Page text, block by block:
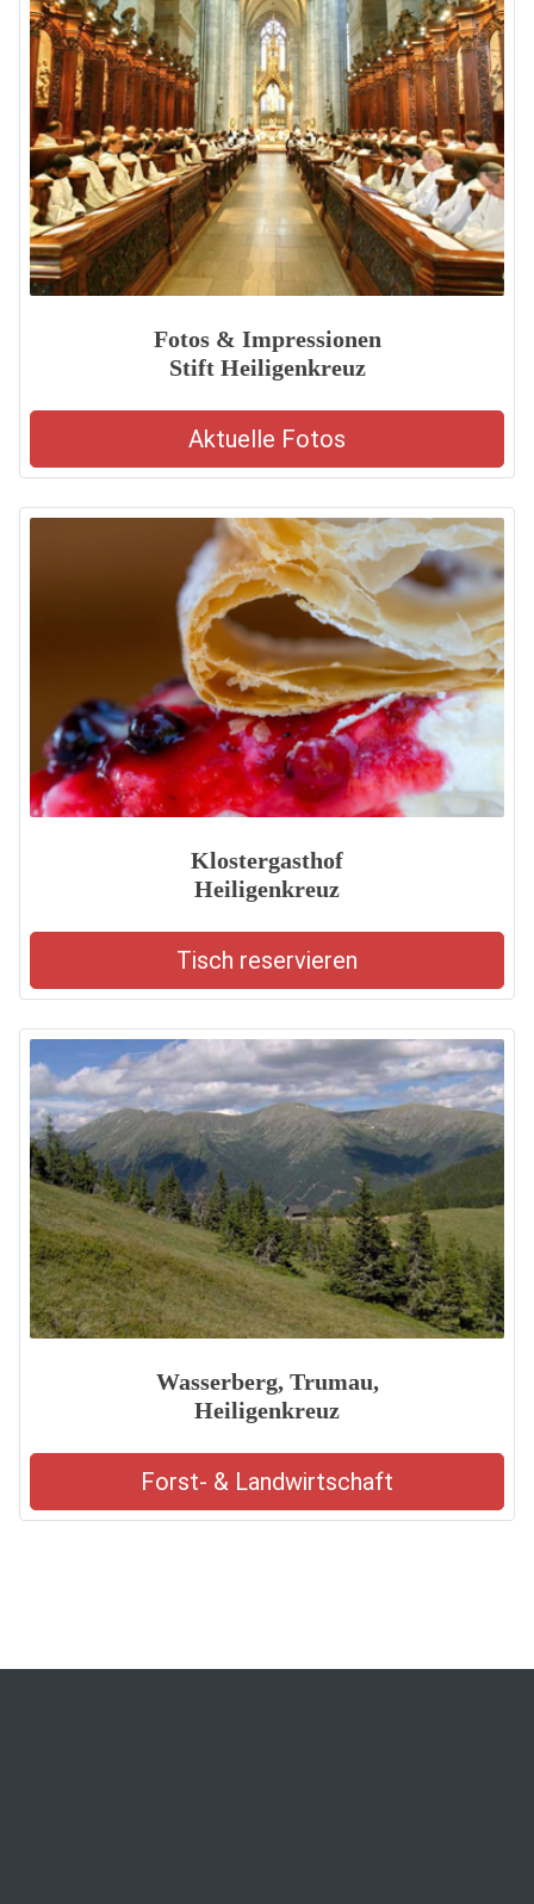
Fotos & Impressionen
Stift Heiligenkreuz
Aktuelle Fotos
Klostergasthof
Heiligenkreuz
Tisch reservieren
Wasserberg, Trumau,
Heiligenkreuz
Forst- & Landwirtschaft